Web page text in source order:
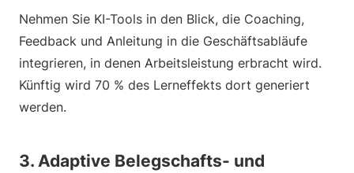
Nehmen Sie KI-Tools in den Blick, die Coaching,
Feedback und Anleitung in die Geschäftsabläufe
integrieren, in denen Arbeitsleistung erbracht wird.
Künftig wird 70 % des Lerneffekts dort generiert
werden.
3. Adaptive Belegschafts- und